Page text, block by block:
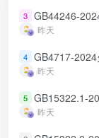
3 GB44246-2024
昨天
4 GB4717-
昨天
5 GB15322.1-
昨天
3 GB44246-2024
昨天
4 GB4717-
昨天
5 GB15322.1-
昨天